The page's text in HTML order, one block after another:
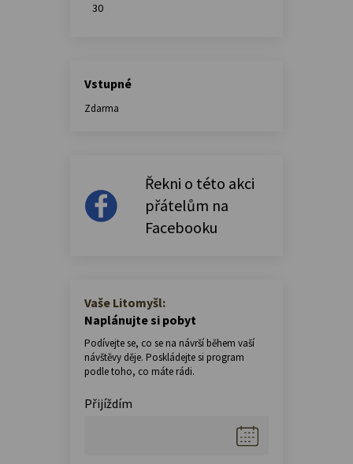
30
Vstupné
Zdarma
Řekni o této akci
přátelům na
Facebooku
Vaše Litomyšl:
Naplánujte si pobyt
Podívejte se, co se na návrší během vaší
návštěvy děje. Poskládejte si program
podle toho, co máte rádi.
Přijíždím